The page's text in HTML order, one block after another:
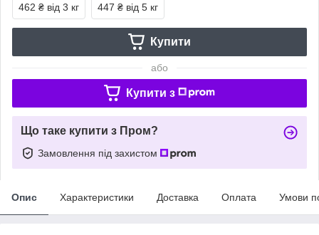
462 ₴ від 3 кг 447 ₴ від 5 кг
Купити
або
Купити з
Що таке купити з Пром?
Замовлення під захистом
Опис Характеристики Доставка Оплата Умови